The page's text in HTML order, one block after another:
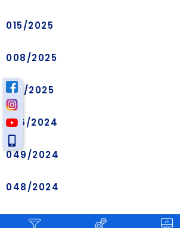
015/2025
008/2025
001/2025
056/2024
049/2024
048/2024